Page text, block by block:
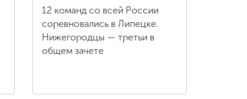
12 команд со всей России
соревновались в Липецке.
Нижегородцы — третьи в
общем зачете